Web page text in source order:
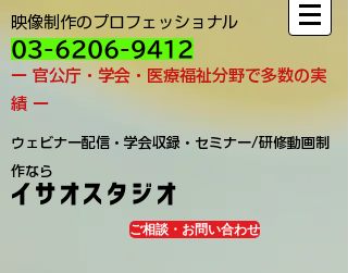
映像制作のプロフェッショナル
03-6206-9412
ー 官公庁・学会・医療福祉分野で多数の実
績 ー
ウェビナー配信・学会収録・セミナー/研修動画制
作なら
イサオスタジオ
ご相談・お問い合わせ